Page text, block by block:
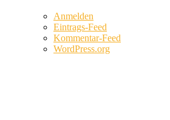
Anmelden
Eintrags-Feed
Kommentar-Feed
WordPress.org